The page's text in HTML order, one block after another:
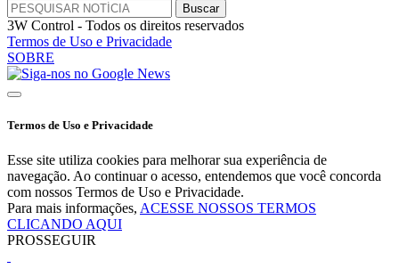
3W Control - Todos os direitos reservados
Termos de Uso e Privacidade
SOBRE
Termos de Uso e Privacidade
Esse site utiliza cookies para melhorar sua experiência de
navegação. Ao continuar o acesso, entendemos que você concorda
com nossos Termos de Uso e Privacidade.
Para mais informações, ACESSE NOSSOS TERMOS
CLICANDO AQUI
PROSSEGUIR